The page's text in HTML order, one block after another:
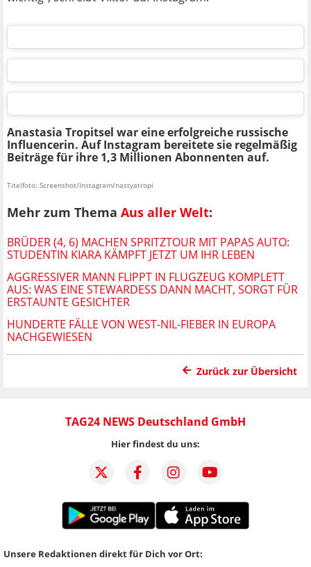
Anastasia Tropitsel war eine erfolgreiche russische
Influencerin. Auf Instagram bereitete sie regelmäßig
Beiträge für ihre 1,3 Millionen Abonnenten auf.
Titelfoto: Screenshot/Instagram/nastyatropi
Mehr zum Thema Aus aller Welt:
BRÜDER (4, 6) MACHEN SPRITZTOUR MIT PAPAS AUTO:
STUDENTIN KIARA KÄMPFT JETZT UM IHR LEBEN
AGGRESSIVER MANN FLIPPT IN FLUGZEUG KOMPLETT
AUS: WAS EINE STEWARDESS DANN MACHT, SORGT FÜR
ERSTAUNTE GESICHTER
HUNDERTE FÄLLE VON WEST-NIL-FIEBER IN EUROPA
NACHGEWIESEN
Zurück zur Übersicht
TAG24 NEWS Deutschland GmbH
Hier findest du uns:
Unsere Redaktionen direkt für Dich vor Ort: